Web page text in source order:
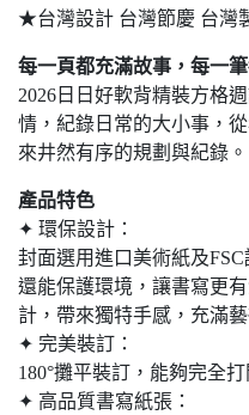
★台灣設計 台灣節慶 台灣
每一頁都充滿故事，每一
2026日日好軟背精裝方格
情，紀錄日常的大小事，
來井然有序的規劃與紀錄。
產品特色
✦ 環保設計：
封面選用進口美術紙及
還能保護環境，讓書寫更
計，帶來獨特手感，充滿藝
✦ 完美裝訂：
180°攤平裝訂，能夠完全
✦ 高品質書寫紙張：